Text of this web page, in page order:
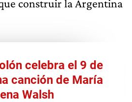
construir la Argentina
celebra el 9 de
canción de María
Walsh